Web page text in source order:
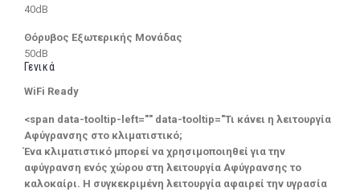
40dB
Θόρυβος Εξωτερικής Μονάδας
50dB
Γενικά
WiFi Ready
<span data-tooltip-left="" data-tooltip="Τι κάνει η λειτουργία
Αφύγρανσης στο κλιματιστικό;
Ένα κλιματιστικό μπορεί να χρησιμοποιηθεί για την
αφύγρανση ενός χώρου στη λειτουργία Αφύγρανσης το
καλοκαίρι. Η συγκεκριμένη λειτουργία αφαιρεί την υγρασία